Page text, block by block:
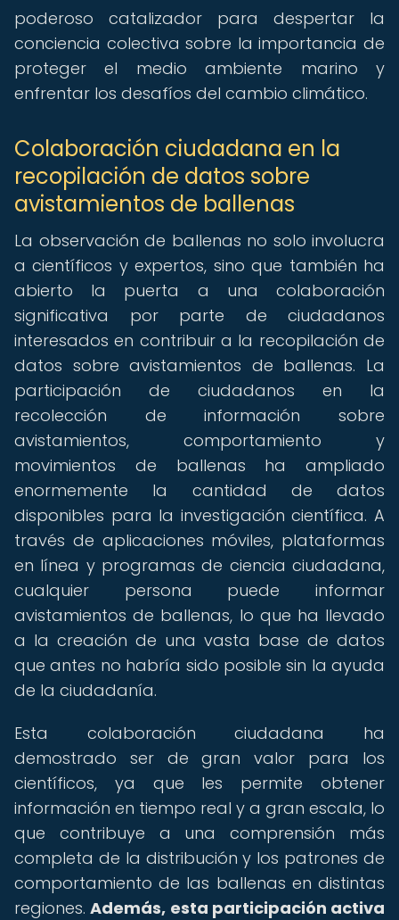
poderoso catalizador para despertar la
conciencia colectiva sobre la importancia de
proteger el medio ambiente marino y
enfrentar los desafíos del cambio climático.
Colaboración ciudadana en la
recopilación de datos sobre
avistamientos de ballenas
La observación de ballenas no solo involucra
a científicos y expertos, sino que también ha
abierto la puerta a una colaboración
significativa por parte de ciudadanos
interesados en contribuir a la recopilación de
datos sobre avistamientos de ballenas. La
participación de ciudadanos en la
recolección de información sobre
avistamientos, comportamiento y
movimientos de ballenas ha ampliado
enormemente la cantidad de datos
disponibles para la investigación científica. A
través de aplicaciones móviles, plataformas
en línea y programas de ciencia ciudadana,
cualquier persona puede informar
avistamientos de ballenas, lo que ha llevado
a la creación de una vasta base de datos
que antes no habría sido posible sin la ayuda
de la ciudadanía.
Esta colaboración ciudadana ha
demostrado ser de gran valor para los
científicos, ya que les permite obtener
información en tiempo real y a gran escala, lo
que contribuye a una comprensión más
completa de la distribución y los patrones de
comportamiento de las ballenas en distintas
regiones.Además, esta participación activa